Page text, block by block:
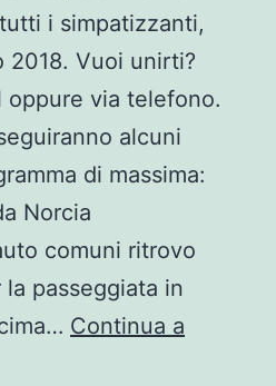
i simpatizzanti,
2018. Vuoi unirti?
oppure via telefono.
alcuni
di massima:
Norcia
comuni ritrovo
passeggiata in
Continua a